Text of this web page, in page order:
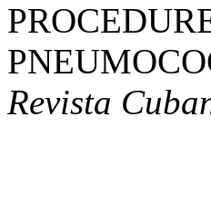
Revista